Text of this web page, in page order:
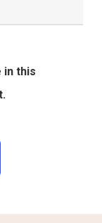
in this